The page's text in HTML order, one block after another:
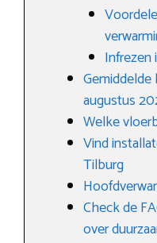
augustus
Welke
Vind
Tilburg
Check de
over